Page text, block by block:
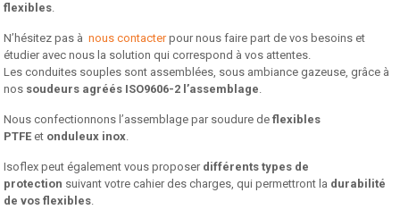
flexibles.
N’hésitez pas ànous contacterpour nous faire part de vos besoins et
étudier avec nous la solution qui correspond à vos attentes.
Les conduites souples sont assemblées, sous ambiance gazeuse, grâce à
nos soudeurs agréés ISO9606-2 l’assemblage.
Nous confectionnons l’assemblage par soudure deflexibles
PTFE et onduleux inox.
Isoflex peut également vous proposer différents types de
protection suivant votre cahier des charges, qui permettront la durabilité
de vos flexibles.